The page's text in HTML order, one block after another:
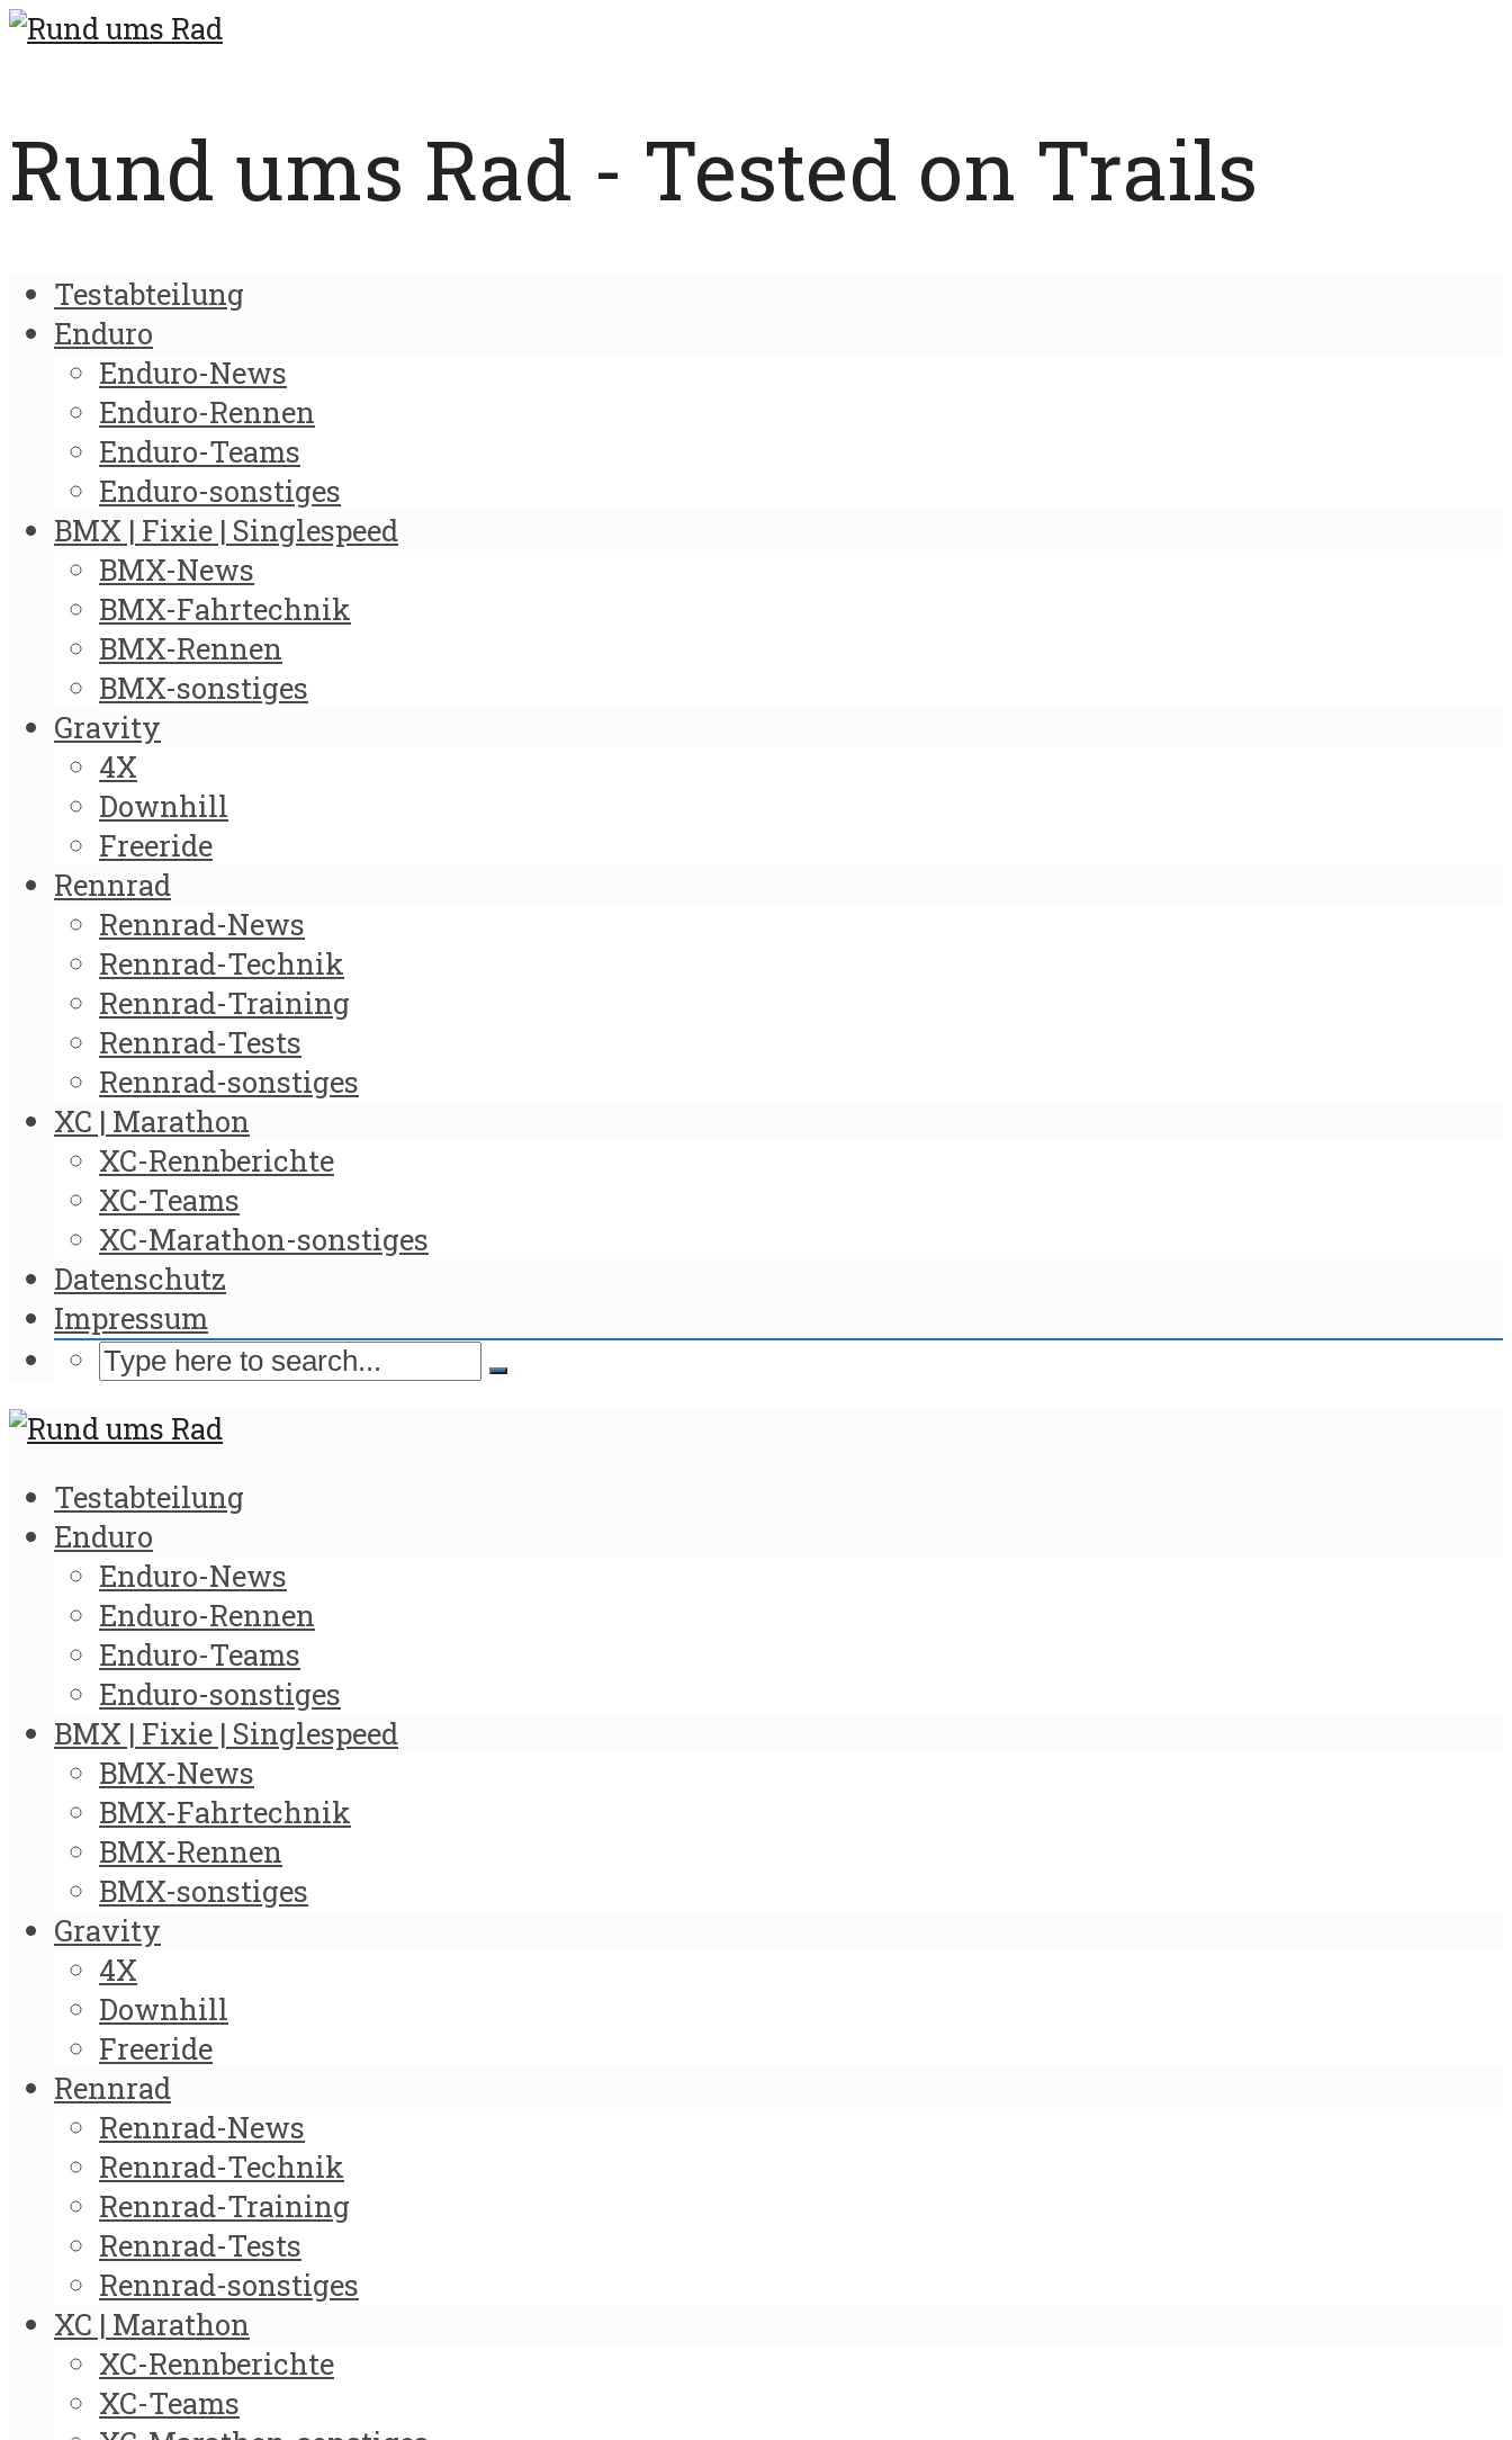
Rund ums Rad - Tested on Trails
Testabteilung
Enduro
Enduro-News
Enduro-Rennen
Enduro-Teams
Enduro-sonstiges
BMX | Fixie | Singlespeed
BMX-News
BMX-Fahrtechnik
BMX-Rennen
BMX-sonstiges
Gravity
4X
Downhill
Freeride
Rennrad
Rennrad-News
Rennrad-Technik
Rennrad-Training
Rennrad-Tests
Rennrad-sonstiges
XC | Marathon
XC-Rennberichte
XC-Teams
XC-Marathon-sonstiges
Datenschutz
Impressum
Testabteilung
Enduro
Enduro-News
Enduro-Rennen
Enduro-Teams
Enduro-sonstiges
BMX | Fixie | Singlespeed
BMX-News
BMX-Fahrtechnik
BMX-Rennen
BMX-sonstiges
Gravity
4X
Downhill
Freeride
Rennrad
Rennrad-News
Rennrad-Technik
Rennrad-Training
Rennrad-Tests
Rennrad-sonstiges
XC | Marathon
XC-Rennberichte
XC-Teams